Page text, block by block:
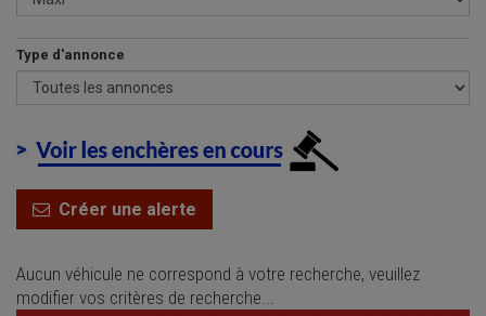
Type d'annonce
Créer une alerte
Aucun véhicule ne correspond à votre recherche, veuillez
modifier vos critères de recherche...